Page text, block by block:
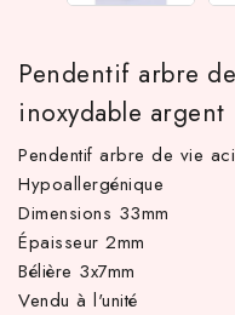
d'achat hors frais de
Pendentif arbre
inoxydable argent
Pendentif arbre de vie
Hypoallergénique
Dimensions 33mm
Épaisseur 2mm
Bélière 3x7mm
Vendu à l'unité